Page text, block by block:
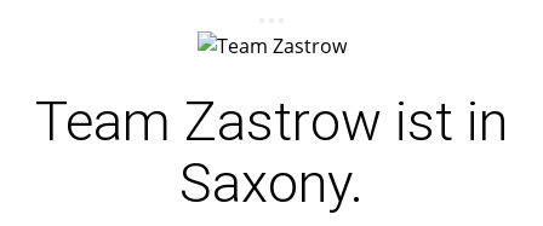
Team Zastrow ist in
Saxony.